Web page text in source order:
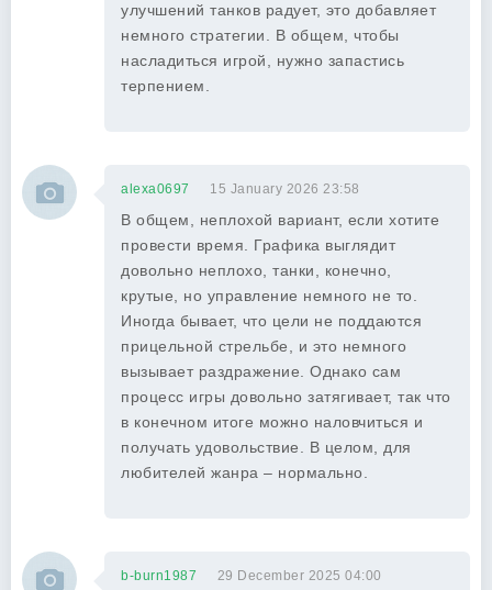
улучшений танков радует, это добавляет
немного стратегии. В общем, чтобы
насладиться игрой, нужно запастись
терпением.
alexa0697 15 January 2026 23:58
В общем, неплохой вариант, если хотите
провести время. Графика выглядит
довольно неплохо, танки, конечно,
крутые, но управление немного не то.
Иногда бывает, что цели не поддаются
прицельной стрельбе, и это немного
вызывает раздражение. Однако сам
процесс игры довольно затягивает, так что
в конечном итоге можно наловчиться и
получать удовольствие. В целом, для
любителей жанра – нормально.
b-burn1987 29 December 2025 04:00